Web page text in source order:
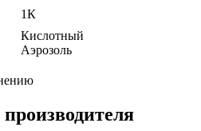
1К
Кислотный
Аэрозоль